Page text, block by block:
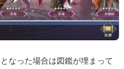
なった場合は図鑑が埋まって